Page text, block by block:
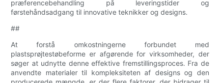
præferencebehandling på leveringstider og
førstehåndsadgang til innovative teknikker og designs.
##
At forstå omkostningerne forbundet med
plastsprøjtestøbeforme er afgørende for virksomheder, der
søger at udnytte denne effektive fremstillingsproces. Fra de
anvendte materialer til kompleksiteten af ​​designs og den